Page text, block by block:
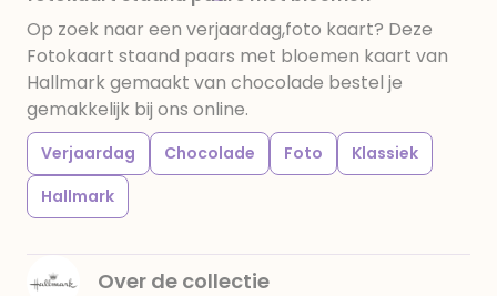
concentratie van kinderen negatief beïnvloeden,
E133, E151. Chocolade bevat ten minste 34%
cacaobestanddelen. Kan sporen van gluten
bevatten. Koel en droog bewaren.
Op zoek naar een verjaardag,foto kaart? Deze
Fotokaart staand paars met bloemen kaart van
Hallmark gemaakt van chocolade bestel je
gemakkelijk bij ons online.
Verjaardag Chocolade Foto
Klassiek
Hallmark
Over de collectie